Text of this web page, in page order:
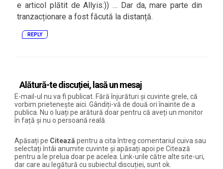
e articol plătit de Allyis:)) … Dar da, mare parte din
tranzacționare a fost făcută la distanță.
REPLY
Alătură-te discuției, lasă un mesaj
E-mail-ul nu va fi publicat. Fără înjurături și cuvinte grele, că
vorbim prietenește aici. Gândiți-vă de două ori înainte de a
publica. Nu o luați pe arătură doar pentru că aveți un monitor
în față și nu o persoană reală.
Apăsați pe Citează pentru a cita întreg comentariul cuiva sau
selectați întâi anumite cuvinte și apăsați apoi pe Citează
pentru a le prelua doar pe acelea. Link-urile către alte site-uri,
dar care au legătură cu subiectul discuției, sunt ok.